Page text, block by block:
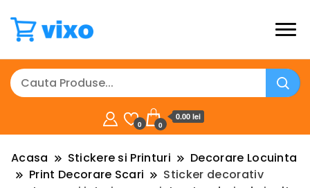
0 0
0.00 lei
Acasa Stickere si Printuri
Decorare Locuinta
Print Decorare Scari
Sticker decorativ